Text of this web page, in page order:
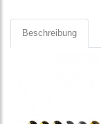
Beschreibung